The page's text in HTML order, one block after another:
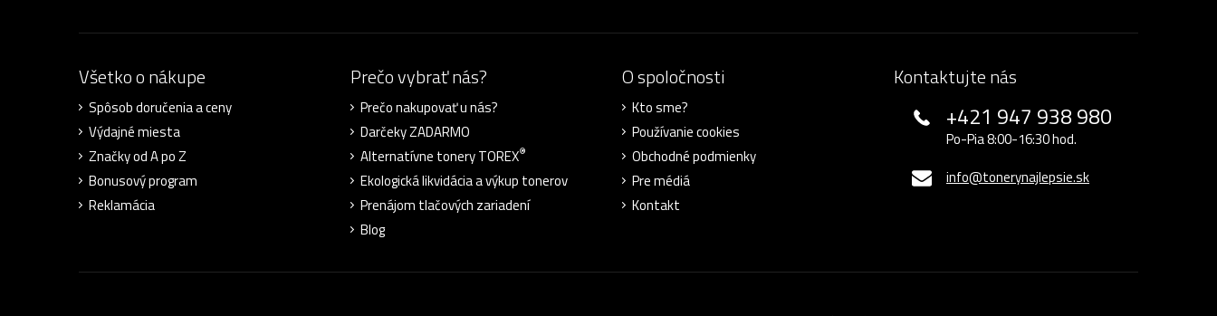
Všetko o nákupe
Spôsob doručenia a ceny
Výdajné miesta
Značky od A po Z
Bonusový program
Reklamácia
Prečo vybrať nás?
Prečo nakupovať u nás?
Darčeky ZADARMO
Alternatívne tonery TOREX®
Ekologická likvidácia a výkup tonerov
Prenájom tlačových zariadení
Blog
O spoločnosti
Kto sme?
Používanie cookies
Obchodné podmienky
Pre médiá
Kontakt
Kontaktujte nás
+421 947 938 980
Po-Pia 8:00-16:30 hod.
info@tonerynajlepsie.sk